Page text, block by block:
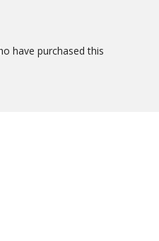
have purchased this